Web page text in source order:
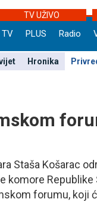
TV UŽIVO
TV PLUS Radio
Hronika
Staša Košarac
komore Republike
forumu, koji